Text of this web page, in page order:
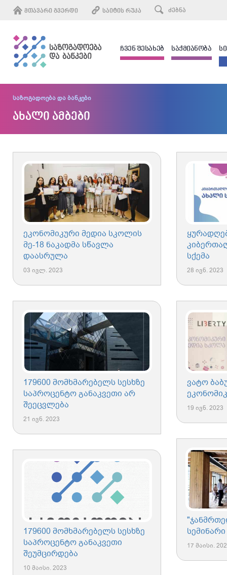
ᲛᲗᲐᲕᲐᲠᲘ ᲒᲕᲔᲠᲓᲘ ᲡᲐᲘᲢᲘᲡ ᲠᲣᲙᲐ
ᲩᲕᲔᲜ ᲨᲔᲡᲐᲮᲔᲑ ᲡᲐᲥᲛᲘᲐᲜᲝᲑᲐ
საზოგადოება და ბანკები
ახალი ამბები
ეკონომიკური მედია სკოლის
მე-18 ნაკადმა სწავლა
დაასრულა
03 ივლ. 2023
სქემა
28 ივნ. 2023
179600 მომხმარებელს სესხზე
საპროცენტო განაკვეთი არ
შეეცვლება
21 ივნ. 2023
ვატო
19 ივნ. 2023
17 მაისი.
179600 მომხმარებელს სესხზე
საპროცენტო განაკვეთი
შეუმცირდება
10 მაისი. 2023